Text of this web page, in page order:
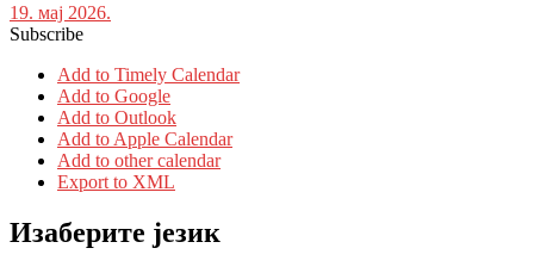
19. мај 2026.
Subscribe
Add to Timely Calendar
Add to Google
Add to Outlook
Add to Apple Calendar
Add to other calendar
Export to XML
Изаберите језик